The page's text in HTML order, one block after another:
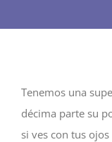
Tenemos una
décima parte su
si ves con tus